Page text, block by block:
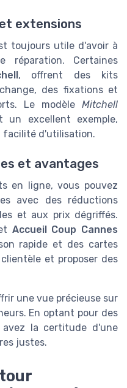
extensions
toujours utile d'avoir à
Certaines
, offrent des kits
des fixations et
Le modèle Mitchell
excellent exemple,
facilité d'utilisation.
et avantages
en ligne, vous pouvez
avec des réductions
et aux prix dégriffés.
Accueil Coup Cannes
rapide et des cartes
et proposer des
une vue précieuse sur
En optant pour des
la certitude d'une
justes.